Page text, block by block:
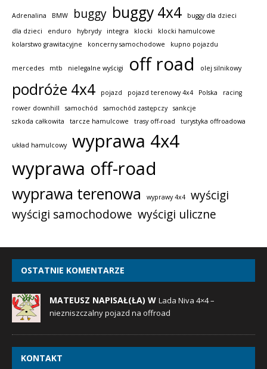
Adrenalina BMW buggy buggy 4x4
buggy dla dzieci
dla dzieci
enduro hybrydy integra klocki
klocki hamulcowe
kolarstwo grawitacyjne
koncerny samochodowe kupno pojazdu
mercedes mtb nielegalne wyścigi off road olej silnikowy
podróże 4x4 pojazd pojazd terenowy 4x4 Polska
racing
rower downhill
samochód samochód zastępczy
sankcje
szkoda całkowita
tarcze hamulcowe trasy off-road turystyka offroadowa
układ hamulcowy
wyprawa 4x4
wyprawa off-road
wyprawa terenowa wyprawy 4x4
wyścigi
wyścigi samochodowe wyścigi uliczne
OSTATNIE KOMENTARZE
MATEUSZ NAPISAŁ(ŁA) W Lada Niva 4×4 –
niezniszczalny pojazd na offroad
KONTAKT